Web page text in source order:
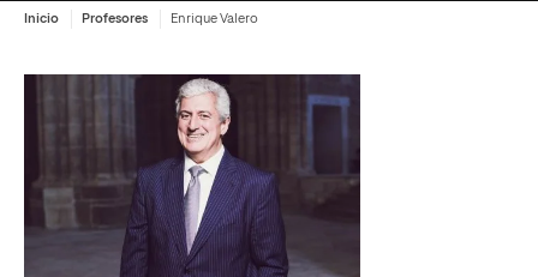
Inicio Profesores Enrique Valero